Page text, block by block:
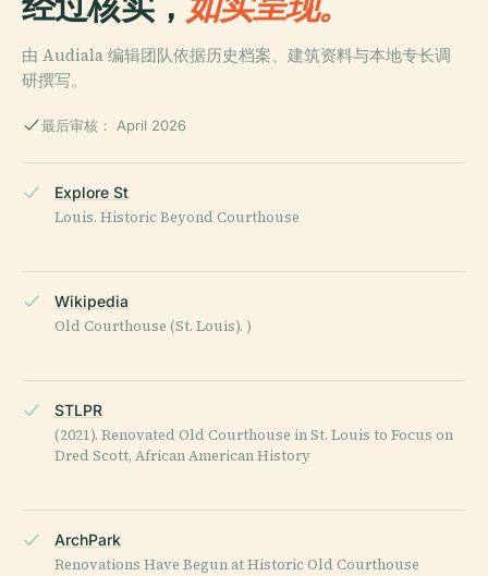
由 Audiala 编辑团队依据历史档案、建筑资料与本地专长调
研撰写。
最后审核： April 2026
Explore St
Louis. Historic Beyond Courthouse
Wikipedia
Old Courthouse (St. Louis). )
STLPR
(2021). Renovated Old Courthouse in St. Louis to Focus on
Dred Scott, African American History
ArchPark
Renovations Have Begun at Historic Old Courthouse